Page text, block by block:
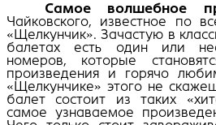
Самое волшебное
Чайковского, известное по
«Щелкунчик». Зачастую в
балетах есть один или
номеров, которые
произведения и горячо
«Щелкунчике» этого не
балет состоит из таких
самое узнаваемое